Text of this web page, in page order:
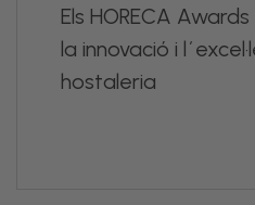
Els HORECA
la innovació i
hostaleria